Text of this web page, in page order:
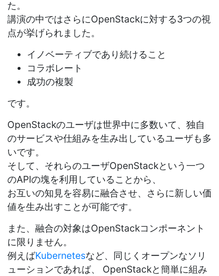
た。
講演の中ではさらにOpenStackに対する3つの視
点が挙げられました。
イノベーティブであり続けること
コラボレート
成功の複製
です。
OpenStackのユーザは世界中に多数いて、独自
のサービスや仕組みを生み出しているユーザも多
いです。
そして、それらのユーザOpenStackという一つ
のAPIの塊を利用していることから、
お互いの知見を容易に融合させ、さらに新しい価
値を生み出すことが可能です。
また、融合の対象はOpenStackコンポーネント
に限りません。
例えばKubernetesなど、同じくオープンなソリ
ューションであれば、 OpenStackと簡単に組み